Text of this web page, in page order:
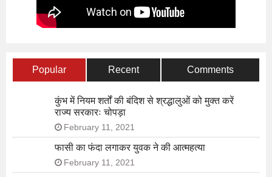
Popular Recent Comments
कुंभ में नियम शर्तों की बंदिश से श्रद्धालुओं को मुक्त करें
राज्य सरकारः चोपड़ा
February 11, 2021
फासी का फंदा लगाकर युवक ने की आत्महत्या
February 11, 2021